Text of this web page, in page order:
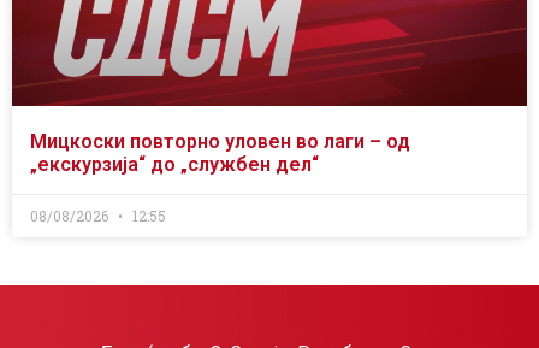
Мицкоски повторно уловен во лаги – од
„екскурзија“ до „службен дел“
08/08/2026 12:55